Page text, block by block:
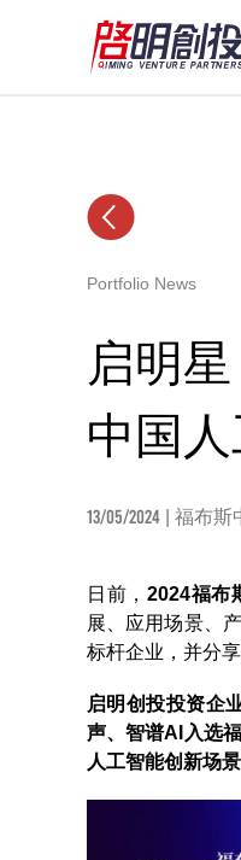
Portfolio News
启明
中国
13/05/2024 | 福布斯
日前，2024福布
展、应用场景、
标杆企业，并分
启明创投投资企
声、智谱AI入选
人工智能创新场